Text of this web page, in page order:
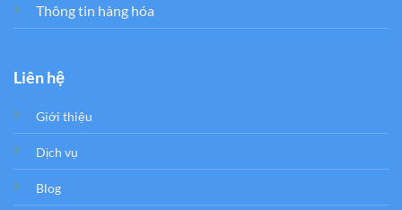
Thông tin hàng hóa
Liên hệ
Giới thiệu
Dịch vụ
Blog